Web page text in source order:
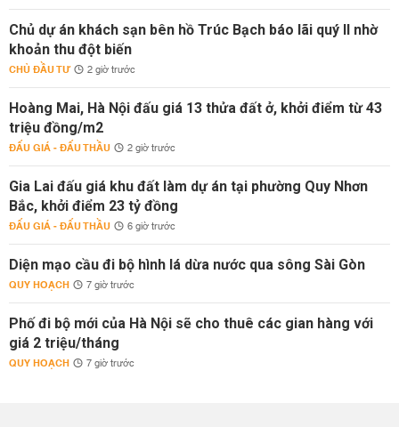
Chủ dự án khách sạn bên hồ Trúc Bạch báo lãi quý II nhờ
khoản thu đột biến
CHỦ ĐẦU TƯ 2 giờ trước
Hoàng Mai, Hà Nội đấu giá 13 thửa đất ở, khởi điểm từ 43
triệu đồng/m2
ĐẤU GIÁ - ĐẤU THẦU 2 giờ trước
Gia Lai đấu giá khu đất làm dự án tại phường Quy Nhơn
Bắc, khởi điểm 23 tỷ đồng
ĐẤU GIÁ - ĐẤU THẦU 6 giờ trước
Diện mạo cầu đi bộ hình lá dừa nước qua sông Sài Gòn
QUY HOẠCH 7 giờ trước
Phố đi bộ mới của Hà Nội sẽ cho thuê các gian hàng với
giá 2 triệu/tháng
QUY HOẠCH 7 giờ trước